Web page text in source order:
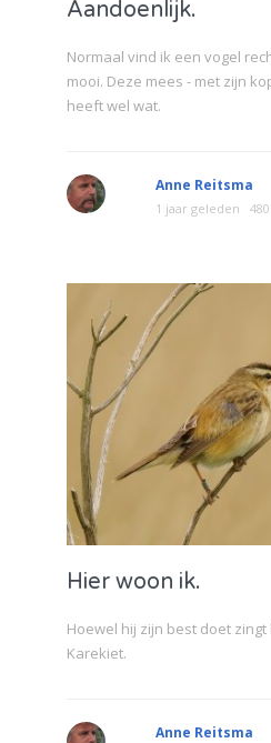
Aandoenlijk.
Normaal vind ik een vogel
mooi. Deze mees - met zijn
heeft wel wat.
Anne Reitsma
1 jaar geleden
Hier woon ik.
Hoewel hij zijn best doet
Karekiet.
Anne Reitsma